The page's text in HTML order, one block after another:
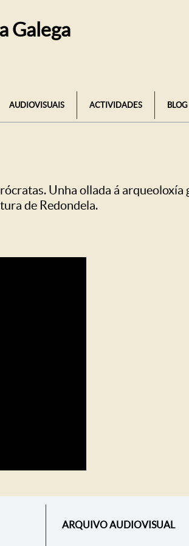
Galega
AUDIOVISUAIS ACTIVIDADES BLOG
Unha ollada á arqueoloxía
de Redondela.
ARQUIVO AUDIOVISUAL